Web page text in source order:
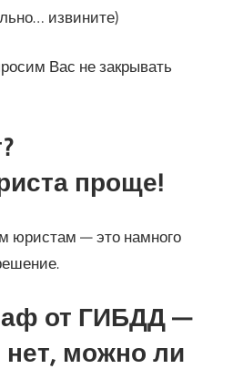
извините)
Вас не закрывать
проще!
юристам — это намного
от ГИБДД —
нет, можно ли